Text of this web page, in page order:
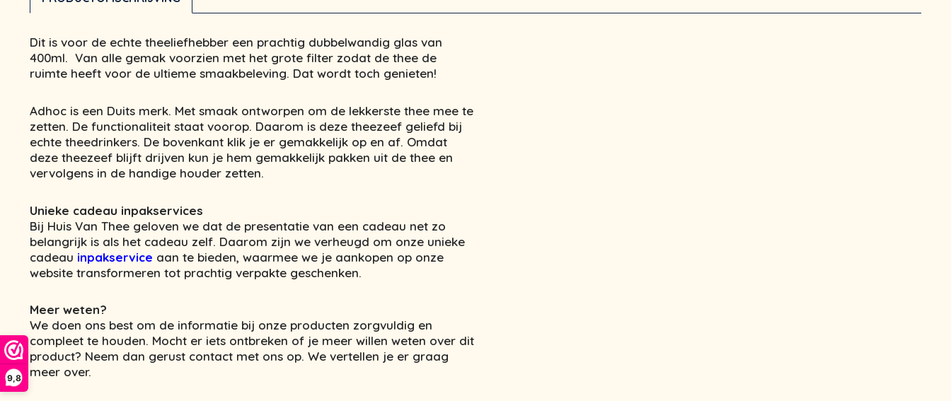
9,8
Dit is voor de echte theeliefhebber een prachtig dubbelwandig glas van
400ml. Van alle gemak voorzien met het grote filter zodat de thee de
ruimte heeft voor de ultieme smaakbeleving. Dat wordt toch genieten!
Adhoc is een Duits merk. Met smaak ontworpen om de lekkerste thee mee te
zetten. De functionaliteit staat voorop. Daarom is deze theezeef geliefd bij
echte theedrinkers. De bovenkant klik je er gemakkelijk op en af. Omdat
deze theezeef blijft drijven kun je hem gemakkelijk pakken uit de thee en
vervolgens in de handige houder zetten.
Unieke cadeau inpakservices
Bij Huis Van Thee geloven we dat de presentatie van een cadeau net zo
belangrijk is als het cadeau zelf. Daarom zijn we verheugd om onze unieke
cadeau inpakservice aan te bieden, waarmee we je aankopen op onze
website transformeren tot prachtig verpakte geschenken.
Meer weten?
We doen ons best om de informatie bij onze producten zorgvuldig en
compleet te houden. Mocht er iets ontbreken of je meer willen weten over dit
product? Neem dan gerust contact met ons op. We vertellen je er graag
meer over.